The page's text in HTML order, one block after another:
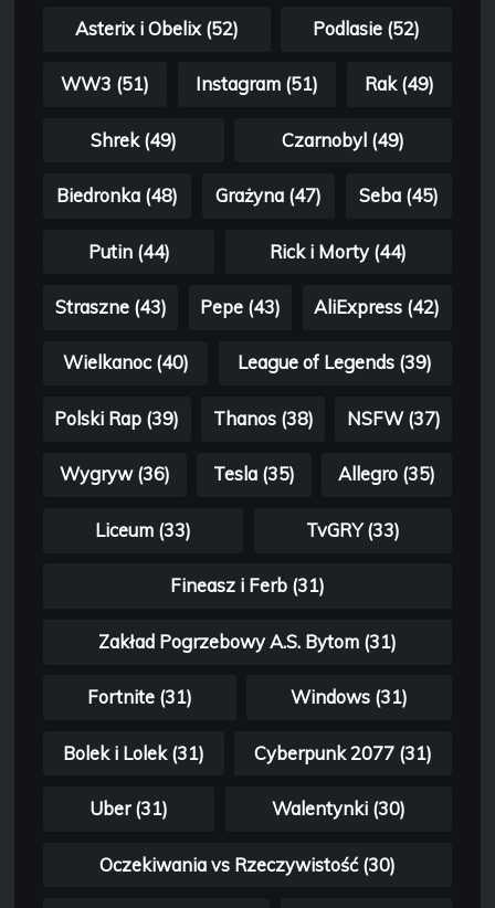
Asterix i Obelix (52) Podlasie (52)
WW3 (51) Instagram (51) Rak (49)
Shrek (49) Czarnobyl (49)
Biedronka (48) Grażyna (47) Seba (45)
Putin (44) Rick i Morty (44)
Straszne (43) Pepe (43) AliExpress (42)
Wielkanoc (40) League of Legends (39)
Polski Rap (39) Thanos (38) NSFW (37)
Wygryw (36) Tesla (35) Allegro (35)
Liceum (33) TvGRY (33)
Fineasz i Ferb (31)
Zakład Pogrzebowy A.S. Bytom (31)
Fortnite (31) Windows (31)
Bolek i Lolek (31) Cyberpunk 2077 (31)
Uber (31) Walentynki (30)
Oczekiwania vs Rzeczywistość (30)